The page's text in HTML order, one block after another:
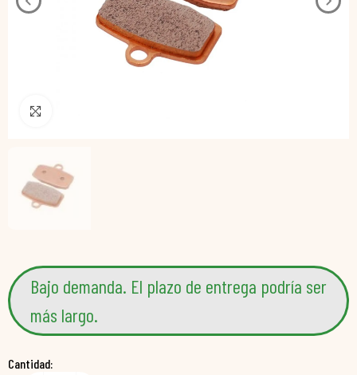
Bajo demanda. El plazo de entrega podría ser
más largo.
Cantidad: